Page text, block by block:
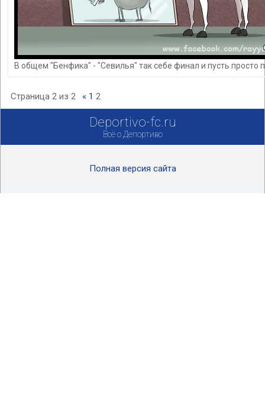
В общем "Бенфика" - "Севилья" так себе финал и пусть просто
Страница 2 из 2 « 1 2
Deportivo-fc.ru
Всё о Депортиво
Полная версия сайта